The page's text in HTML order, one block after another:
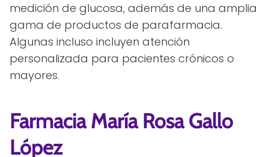
medición de glucosa, además de una amplia
gama de productos de parafarmacia.
Algunas incluso incluyen atención
personalizada para pacientes crónicos o
mayores.
Farmacia María Rosa Gallo
López